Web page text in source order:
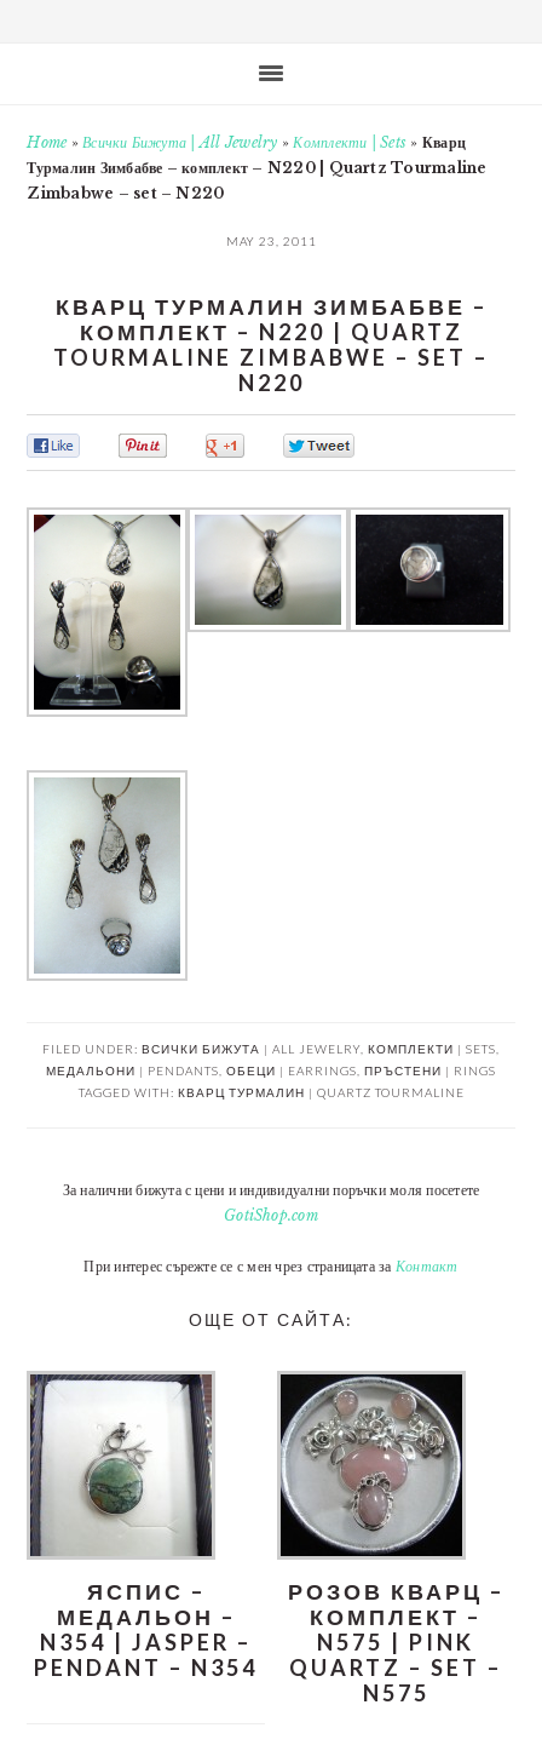
Home»Всички Бижута | All Jewelry »Комплекти | Sets » Кварц
Турмалин Зимбабве – комплект – N220 | Quartz Tourmaline
Zimbabwe – set – N220
MAY 23, 2011
КВАРЦ ТУРМАЛИН ЗИМБАБВЕ –
КОМПЛЕКТ – N220 | QUARTZ
TOURMALINE ZIMBABWE – SET –
N220
FILED UNDER: ВСИЧКИ БИЖУТА | ALL JEWELRY КОМПЛЕКТИ | SETS
МЕДАЛЬОНИ | PENDANTS ОБЕЦИ | EARRINGS ПРЪСТЕНИ | RINGS
TAGGED WITH: КВАРЦ ТУРМАЛИН | QUARTZ TOURMALINE
За налични бижута с цени и индивидуални поръчки моля посетете
GotiShop.com
При интерес сърежте се с мен чрез страницата за Контакт
ОЩЕ ОТ САЙТА:
ЯСПИС –
МЕДАЛЬОН –
N354 | JASPER –
PENDANT – N354
РОЗОВ КВАРЦ –
КОМПЛЕКТ –
N575 | PINK
QUARTZ – SET –
N575